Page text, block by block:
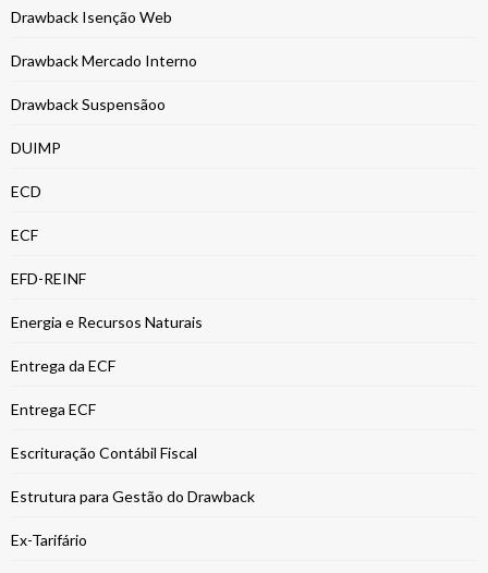
Drawback Isenção Web
Drawback Mercado Interno
Drawback Suspensãoo
DUIMP
ECD
ECF
EFD-REINF
Energia e Recursos Naturais
Entrega da ECF
Entrega ECF
Escrituração Contábil Fiscal
Estrutura para Gestão do Drawback
Ex-Tarifário